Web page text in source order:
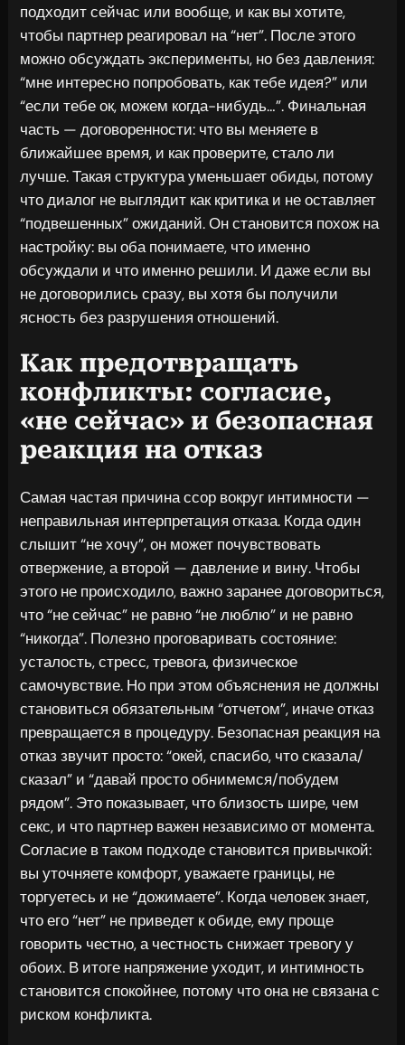
подходит сейчас или вообще, и как вы хотите,
чтобы партнер реагировал на “нет”. После этого
можно обсуждать эксперименты, но без давления:
“мне интересно попробовать, как тебе идея?” или
“если тебе ок, можем когда-нибудь…”. Финальная
часть — договоренности: что вы меняете в
ближайшее время, и как проверите, стало ли
лучше. Такая структура уменьшает обиды, потому
что диалог не выглядит как критика и не оставляет
“подвешенных” ожиданий. Он становится похож на
настройку: вы оба понимаете, что именно
обсуждали и что именно решили. И даже если вы
не договорились сразу, вы хотя бы получили
ясность без разрушения отношений.
Как предотвращать
конфликты: согласие,
«не сейчас» и безопасная
реакция на отказ
Самая частая причина ссор вокруг интимности —
неправильная интерпретация отказа. Когда один
слышит “не хочу”, он может почувствовать
отвержение, а второй — давление и вину. Чтобы
этого не происходило, важно заранее договориться,
что “не сейчас” не равно “не люблю” и не равно
“никогда”. Полезно проговаривать состояние:
усталость, стресс, тревога, физическое
самочувствие. Но при этом объяснения не должны
становиться обязательным “отчетом”, иначе отказ
превращается в процедуру. Безопасная реакция на
отказ звучит просто: “окей, спасибо, что сказала/
сказал” и “давай просто обнимемся/побудем
рядом”. Это показывает, что близость шире, чем
секс, и что партнер важен независимо от момента.
Согласие в таком подходе становится привычкой:
вы уточняете комфорт, уважаете границы, не
торгуетесь и не “дожимаете”. Когда человек знает,
что его “нет” не приведет к обиде, ему проще
говорить честно, а честность снижает тревогу у
обоих. В итоге напряжение уходит, и интимность
становится спокойнее, потому что она не связана с
риском конфликта.